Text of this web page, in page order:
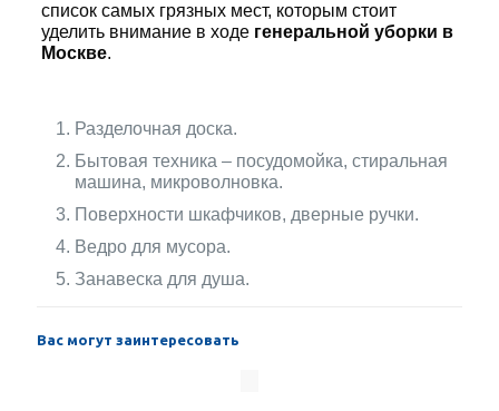
список самых грязных мест, которым стоит
уделить внимание в ходе генеральной уборки в
Москве.
Разделочная доска.
Бытовая техника – посудомойка, стиральная
машина, микроволновка.
Поверхности шкафчиков, дверные ручки.
Ведро для мусора.
Занавеска для душа.
Вас могут заинтересовать